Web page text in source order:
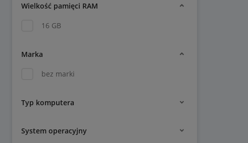
Wielkość pamięci RAM
16 GB
Marka
bez marki
Typ komputera
System operacyjny